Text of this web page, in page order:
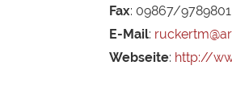
Fax: 09867/9789801
E-Mail:
Webseite: http://